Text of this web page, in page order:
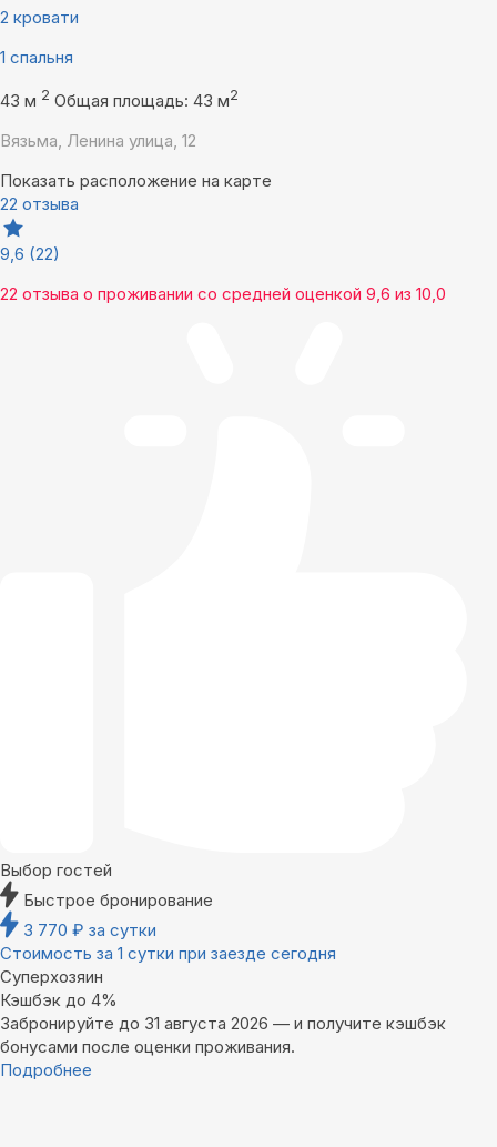
2 кровати
1 спальня
43 м 2 Общая площадь: 43 м2
Вязьма, Ленина улица, 12
Показать расположение на карте
22 отзыва
9,6 (22)
22 отзыва о проживании со средней оценкой 9,6 из 10,0
Выбор гостей
Быстрое бронирование
3 770 ₽ за сутки
Стоимость за 1 сутки при заезде сегодня
Суперхозяин
Кэшбэк до 4%
Забронируйте до 31 августа 2026 — и получите кэшбэк
бонусами после оценки проживания.
Подробнее